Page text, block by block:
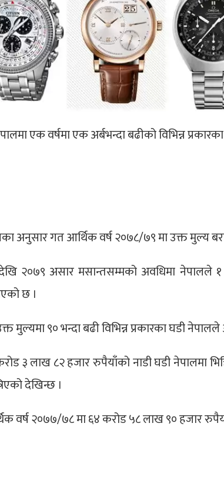
एक वर्षमा एक अर्बभन्दा बढीको विभिन्न
अनुसार गत आर्थिक वर्ष २०७८/७९ मा उक्त मुल्य
२०७९ असार मसान्तसम्मको अवधिमा नेपालले
छ ।
मुल्यमा ९० भन्दा बढी विभिन्न प्रकारका घडी
३ लाख ८२ हजार रुपैयाँको नाडी घडी नेपालमा
देखिन्छ ।
वर्ष २०७७/७८ मा ६४ करोड ५८ लाख ९० हजार